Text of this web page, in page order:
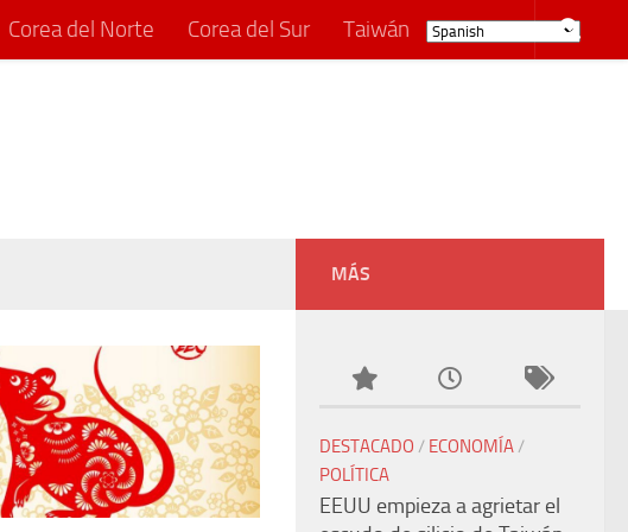
Corea del Norte Corea del Sur Taiwán
MÁS
DESTACADO / ECONOMÍA/
POLÍTICA
EEUU empieza a agrietar el